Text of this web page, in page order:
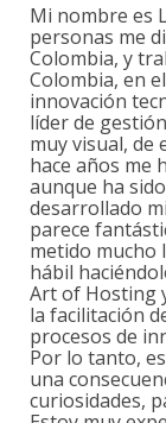
Mi nombre es
personas me
Colombia, y
Colombia, en
innovación
líder de
muy visual, de
hace años me
aunque ha
desarrollado
parece
metido mucho
hábil
Art of Hosting
la facilitación
procesos de
Por lo tanto,
una
curiosidades,